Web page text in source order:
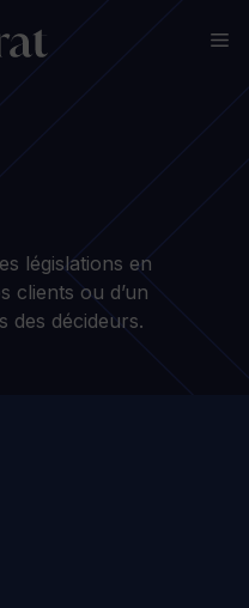
législations en
clients ou d’un
des décideurs.